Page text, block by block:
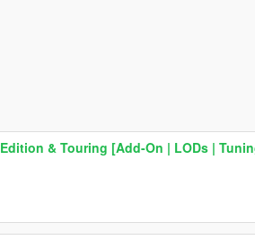
& Touring [Add-On | LODs |